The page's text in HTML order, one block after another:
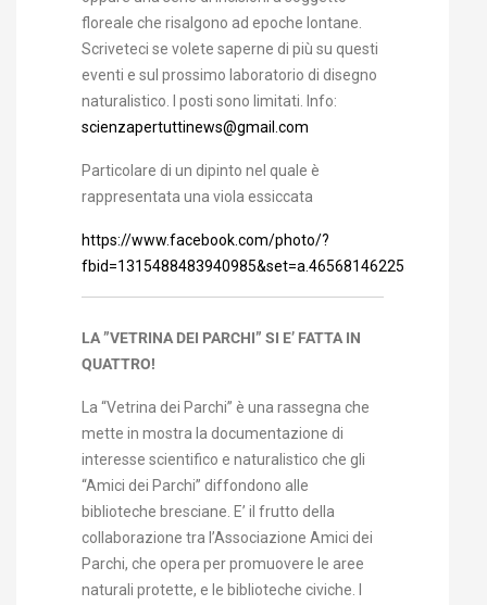
floreale che risalgono ad epoche lontane.
Scriveteci se volete saperne di più su questi
eventi e sul prossimo laboratorio di disegno
naturalistico. I posti sono limitati. Info:
scienzapertuttinews@gmail.com
Particolare di un dipinto nel quale è
rappresentata una viola essiccata
https://www.facebook.com/photo/?
fbid=1315488483940985&set=a.465681462255029
LA ”VETRINA DEI PARCHI” SI E’ FATTA IN
QUATTRO!
La “Vetrina dei Parchi” è una rassegna che
mette in mostra la documentazione di
interesse scientifico e naturalistico che gli
“Amici dei Parchi” diffondono alle
biblioteche bresciane. E’ il frutto della
collaborazione tra l’Associazione Amici dei
Parchi, che opera per promuovere le aree
naturali protette, e le biblioteche civiche. I